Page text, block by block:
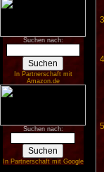
Suchen nach:
In Partnerschaft mit
Amazon.de
Suchen nach:
In Partnerschaft mit Google
3
4
5